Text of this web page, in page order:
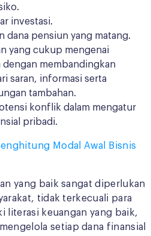
investasi.
dana pensiun yang matang.
yang cukup mengenai
dengan membandingkan
saran, informasi serta
tambahan.
konflik dalam mengatur
pribadi.
Modal Awal Bisnis
yang baik sangat diperlukan
tidak terkecuali para
literasi keuangan yang baik,
setiap dana finansial